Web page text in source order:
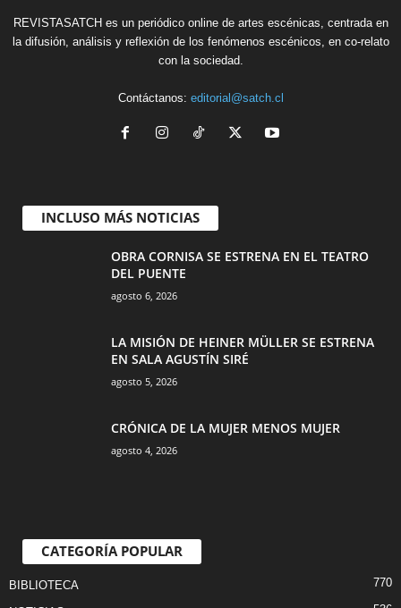
REVISTASATCH es un periódico online de artes escénicas, centrada en
la difusión, análisis y reflexión de los fenómenos escénicos, en co-relato
con la sociedad.
Contáctanos: editorial@satch.cl
INCLUSO MÁS NOTICIAS
OBRA CORNISA SE ESTRENA EN EL TEATRO
DEL PUENTE
agosto 6, 2026
LA MISIÓN DE HEINER MÜLLER SE ESTRENA
EN SALA AGUSTÍN SIRÉ
agosto 5, 2026
CRÓNICA DE LA MUJER MENOS MUJER
agosto 4, 2026
CATEGORÍA POPULAR
BIBLIOTECA 770